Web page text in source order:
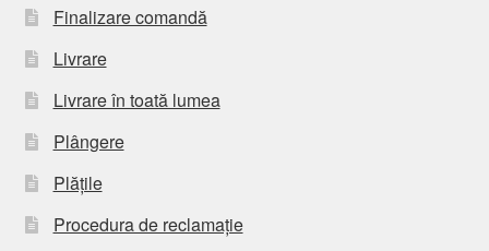
Finalizare comandă
Livrare
Livrare în toată lumea
Plângere
Plățile
Procedura de reclamație